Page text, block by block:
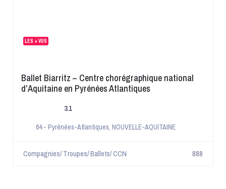
LES + VUS
Ballet Biarritz – Centre chorégraphique national
d’Aquitaine en Pyrénées Atlantiques
3.1
64 - Pyrénées-Atlantiques, NOUVELLE-AQUITAINE
Compagnies/ Troupes/ Ballets/ CCN 888